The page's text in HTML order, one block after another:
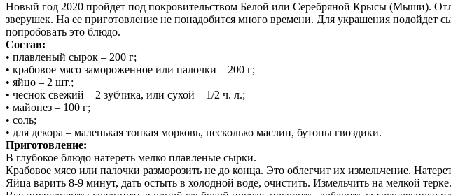
Новый год 2020 пройдет под покровительством Белой или Серебряной Крысы (Мыши).
зверушек. На ее приготовление не понадобится много времени. Для украшения подойдет
попробовать это блюдо.
Состав:
• плавленый сырок – 200 г;
• крабовое мясо замороженное или палочки – 200 г;
• яйцо – 2 шт.;
• чеснок свежий – 2 зубчика, или сухой – 1/2 ч. л.;
• майонез – 100 г;
• соль;
• для декора – маленькая тонкая морковь, несколько маслин, бутоны гвоздики.
Приготовление:
В глубокое блюдо натереть мелко плавленые сырки.
Крабовое мясо или палочки разморозить не до конца. Это облегчит их измельчение.
Яйца варить 8-9 минут, дать остыть в холодной воде, очистить. Измельчить на мелкой терке.